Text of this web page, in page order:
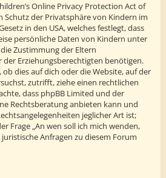
Online Privacy Protection Act of
Schutz der Privatsphäre von Kindern im
in den USA, welches festlegt, dass
persönliche Daten von Kindern unter
Zustimmung der Eltern
der Erziehungsberechtigten benötigen.
dies auf dich oder die Website, auf der
zutrifft, ziehe einen rechtlichen
dass phpBB Limited und der
Rechtsberatung anbieten kann und
jeglicher Art ist;
Frage „An wen soll ich mich wenden,
Anfragen zu diesem Forum